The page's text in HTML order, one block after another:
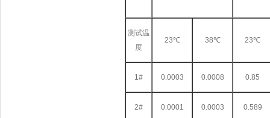
测试温
度
23℃ 38℃ 23℃
1# 0.0003 0.0008 0.85
2# 0.0001 0.0003 0.589